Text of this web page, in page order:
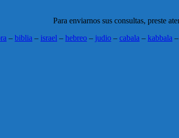
Para enviarnos sus consultas, preste
– biblia – israel – hebreo – judio – cabala – kabbala –